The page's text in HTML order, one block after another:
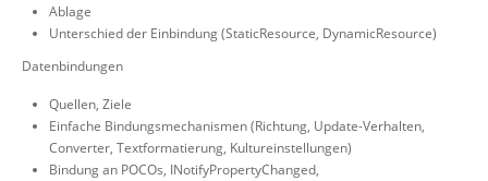
Ablage
Unterschied der Einbindung (StaticResource, DynamicResource)
Datenbindungen
Quellen, Ziele
Einfache Bindungsmechanismen (Richtung, Update-Verhalten,
Converter, Textformatierung, Kultureinstellungen)
Bindung an POCOs, INotifyPropertyChanged,